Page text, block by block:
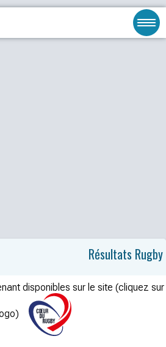
Résultats Rugby
disponibles sur le site (cliquez sur